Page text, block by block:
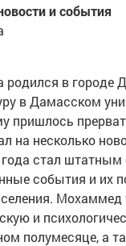
и события
в городе
в Дамасском
пришлось
на несколько
года стал
события и их
Мохаммед
и
полумесяце, а